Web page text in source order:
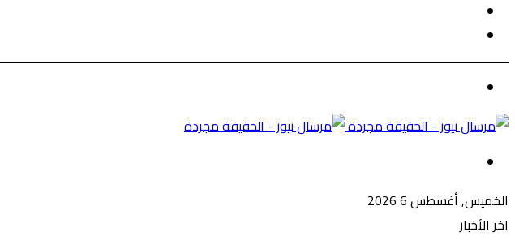
عن
الخميس, أغسطس 6 2026
اخر الأخبار